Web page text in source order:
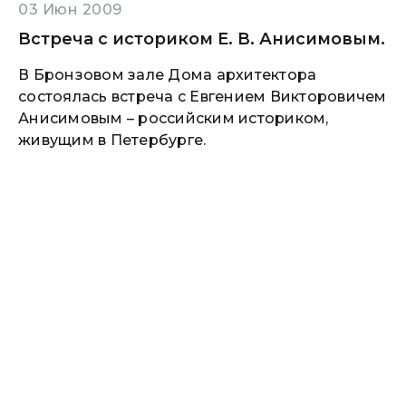
03 Июн 2009
Встреча с историком Е. В. Анисимовым.
В Бронзовом зале Дома архитектора
состоялась встреча с Евгением Викторовичем
Анисимовым – российским историком,
живущим в Петербурге.